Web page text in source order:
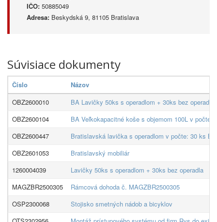
IČO: 50885049
Adresa: Beskydská 9, 81105 Bratislava
Súvisiace dokumenty
Číslo
Názov
OBZ2600010
BA Lavičky 50ks s operadlom + 30ks bez operadla
OBZ2600104
BA Veľkokapacitné koše s objemom 100L v počte:
OBZ2600447
Bratislavská lavička s operadlom v počte: 30 ks
OBZ2601053
Bratislavský mobiliár
1260004039
Lavičky 50ks s operadlom + 30ks bez operadla
MAGZBR2500305
Rámcová dohoda č. MAGZBR2500305
OSP2300068
Stojisko smetných nádob a bicyklov